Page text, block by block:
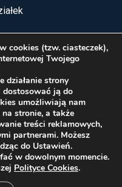
Wszelkie prawa
cookies (tzw. ciasteczek),
Twojego
działanie strony
dostosować ją do
umożliwiają nam
stronie, a także
treści reklamowych,
partnerami. Możesz
do Ustawień.
w dowolnym momencie.
Polityce Cookies.